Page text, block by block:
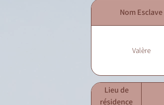
Nom Esclave
Valère
Lieu de
résidence